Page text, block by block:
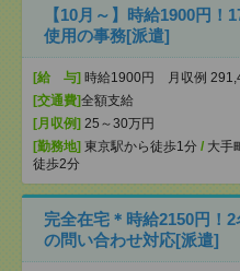
【10月～】時給1900円
使用の事務[派遣]
[給 与] 時給1900円 月収例
[交通費]全額支給
[月収例] 25～30万円
[勤務地] 東京駅から徒歩1分 / 大手
徒歩2分
完全在宅＊時給2150円！
の問い合わせ対応[派遣]